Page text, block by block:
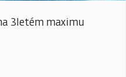
3letém maximu